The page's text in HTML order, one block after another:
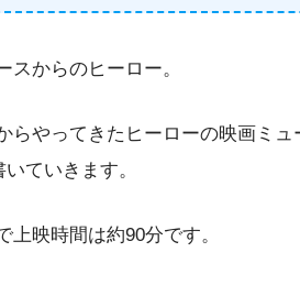
スからのヒーロー。
らやってきたヒーローの映画ミ
ていきます。
上映時間は約90分です。